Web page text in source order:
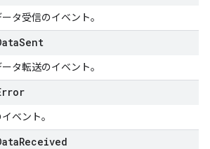
タ受信のイベント。
Sent
タ転送のイベント。
ベント。
Received